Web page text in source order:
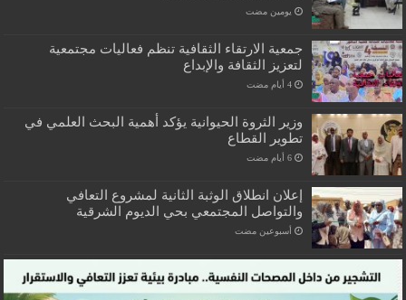
‏يومين مضت
جمعية الارتقاء الثقافية تنظم فعاليات مجتمعية
لتعزيز الثقافة والإبداع
‏4 أيام مضت
وزير الثروة الحيوانية يؤكد أهمية البحث العلمي في
تطوير القطاع
‏6 أيام مضت
إعلان انطلاق الوثبة الثانية لمشروع التعافي
والتواصل المجتمعي بحي الديوم الشرقية
‏أسبوعين مضت